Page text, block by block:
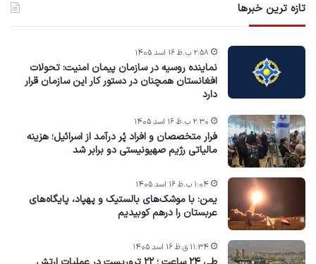
تازه ترین خبرها
نماینده روسیه در سازمان پیمان امنیت: تحولات
افغانستان همچنان در دستور کار این سازمان قرار
دارد
۲:۵۸ ب.ظ ۱۶ اسد ۱۴۰۵
فرار متخصصان و افراد پُر درآمد از اسرائیل؛ هزینه
مالیاتی رژیم صهیونیستی دو برابر شد
۲:۳۰ ب.ظ ۱۶ اسد ۱۴۰۵
یمن: با موشک‌های بالستیک و پهپاد، پایگاه‌های
عربستان را درهم کوبیدیم
۱:۰۴ ب.ظ ۱۶ اسد ۱۴۰۵
۱۱:۳۴ ق.ظ ۱۶ اسد ۱۴۰۵